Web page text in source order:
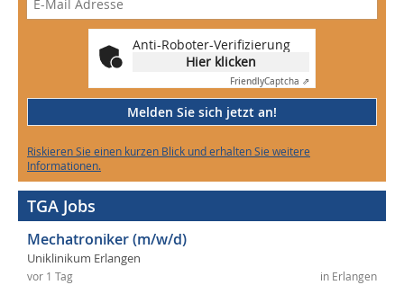
Anti-Roboter-Verifizierung
Hier klicken
FriendlyCaptcha ⇗
Melden Sie sich jetzt an!
Riskieren Sie einen kurzen Blick und erhalten Sie weitere
Informationen.
TGA Jobs
Mechatroniker (m/w/d)
Uniklinikum Erlangen
in Erlangen
vor 1 Tag